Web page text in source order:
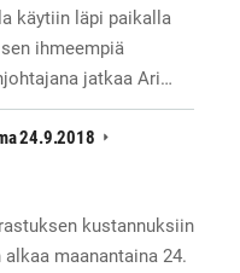
käytiin läpi paikalla
ihmeempiä
jatkaa Ari…
24.9.2018
kustannuksiin
maanantaina 24.